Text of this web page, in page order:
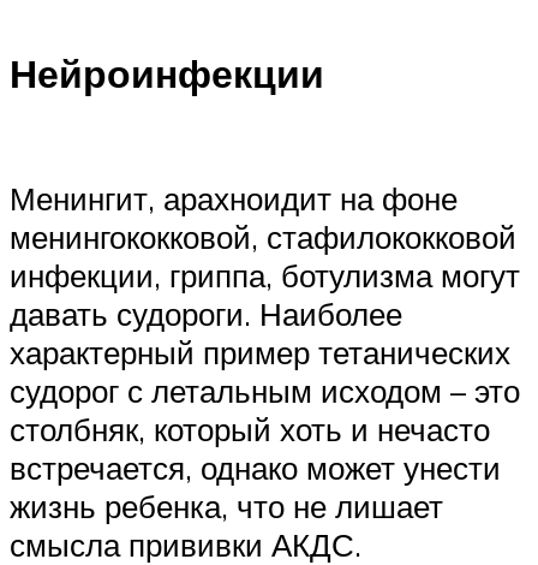
Нейроинфекции
Менингит, арахноидит на фоне
менингококковой, стафилококковой
инфекции, гриппа, ботулизма могут
давать судороги. Наиболее
характерный пример тетанических
судорог с летальным исходом – это
столбняк, который хоть и нечасто
встречается, однако может унести
жизнь ребенка, что не лишает
смысла прививки АКДС.